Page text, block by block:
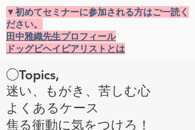
▼初めてセミナーに参加される方はご一読く
ださい。
田中雅織先生プロフィール
ドッグビヘイビアリストとは
◯Topics,
迷い、もがき、苦しむ心
よくあるケース
焦る衝動に気をつけろ！